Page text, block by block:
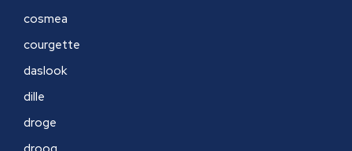
cosmea
courgette
daslook
dille
droge